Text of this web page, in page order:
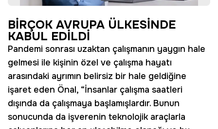
BİRÇOK AVRUPA ÜLKESİNDE
KABUL EDİLDİ
Pandemi sonrası uzaktan çalışmanın yaygın hale
gelmesi ile kişinin özel ve çalışma hayatı
arasındaki ayrımın belirsiz bir hale geldiğine
işaret eden Önal, “İnsanlar çalışma saatleri
dışında da çalışmaya başlamışlardır. Bunun
sonucunda da işverenin teknolojik araçlarla